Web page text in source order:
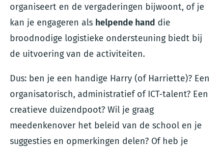
organiseert en de vergaderingen bijwoont, of je
kan je engageren als helpende hand die
broodnodige logistieke ondersteuning biedt bij
de uitvoering van de activiteiten.
Dus: ben je een handige Harry (of Harriette)? Een
organisatorisch, administratief of ICT-talent? Een
creatieve duizendpoot? Wil je graag
meedenkenover het beleid van de school en je
suggesties en opmerkingen delen? Of heb je